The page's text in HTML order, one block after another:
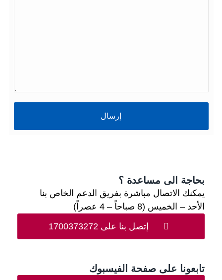
إرسال
بحاجة الى مساعدة ؟
يمكنك الاتصال مباشرة بفريق الدعم الخاص بنا
الأحد – الخميس (8 صباحاً – 4 عصراً)
إتصل بنا على 1700373272
تابعونا على صفحة الفيسبوك